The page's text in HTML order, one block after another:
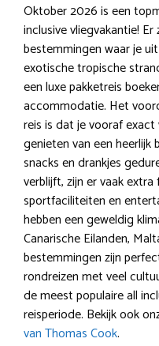
Oktober 2026 is een
inclusive vliegvakantie!
bestemmingen waar je
exotische tropische
een luxe pakketreis
accommodatie. Het
reis is dat je vooraf
genieten van een
snacks en drankjes
verblijft, zijn er vaak
sportfaciliteiten en
hebben een geweldig
Canarische Eilanden,
bestemmingen zijn
rondreizen met veel
de meest populaire all
reisperiode. Bekijk ook
van Thomas Cook.